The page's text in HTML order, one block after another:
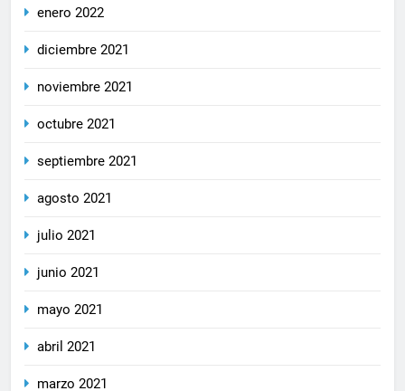
enero 2022
diciembre 2021
noviembre 2021
octubre 2021
septiembre 2021
agosto 2021
julio 2021
junio 2021
mayo 2021
abril 2021
marzo 2021